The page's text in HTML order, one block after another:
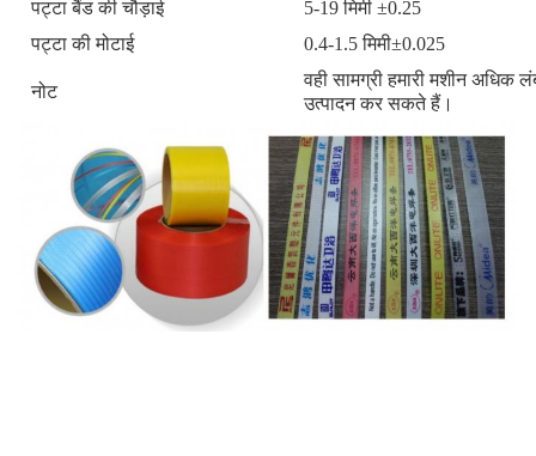
पट्टा बैंड की चौड़ाई
5-19 मिमी ±0.25
पट्टा की मोटाई
0.4-1.5 मिमी±0.025
नोट
वही सामग्री हमारी मशीन अधिक
उत्पादन कर सकते हैं।